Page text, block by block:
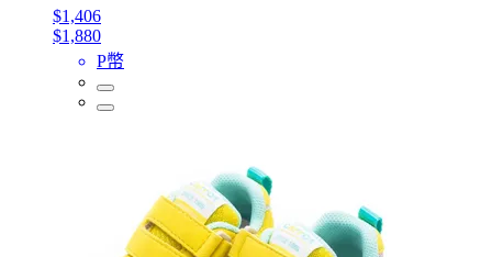
$1,406
$1,880
P幣